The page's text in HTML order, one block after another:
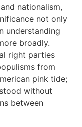
nationalism,
not only
understanding
broadly.
right parties
from
pink tide;
without
between